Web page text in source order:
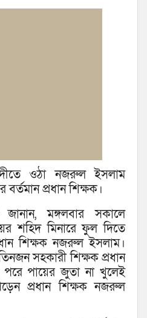
ওঠা নজরুল ইসলাম
প্রধান শিক্ষক।
জানান, মঙ্গলবার সকালে
শহিদ মিনারে ফুল দিতে
শিক্ষক নজরুল ইসলাম।
সহকারী শিক্ষক প্রধান
পরে পায়ের জুতা না খুলেই
প্রধান শিক্ষক নজরুল